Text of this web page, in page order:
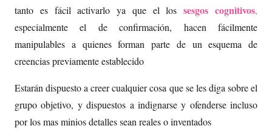
tanto es fácil activarlo ya que el lossesgos cognitivos,
especialmente el de confirmación, hacen fácilmente
manipulables a quienes forman parte de un esquema de
creencias previamente establecido
Estarán dispuesto a creer cualquier cosa que se les diga sobre el
grupo objetivo, y dispuestos a indignarse y ofenderse incluso
por los mas minios detalles sean reales o inventados